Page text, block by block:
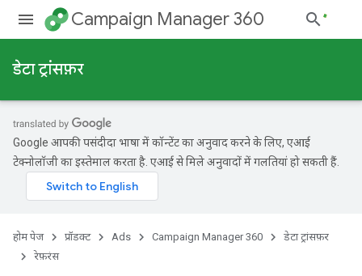
Campaign Manager 360
डेटा ट्रांसफ़र
Google आपकी पसंदीदा भाषा में कॉन्टेंट का अनुवाद करने के लिए, एआई
टेक्नोलॉजी का इस्तेमाल करता है. एआई से मिले अनुवादों में गलतियां हो सकती हैं.
होम पेज प्रॉडक्ट Ads Campaign Manager 360
डेटा ट्रांसफ़र
रेफ़रंस